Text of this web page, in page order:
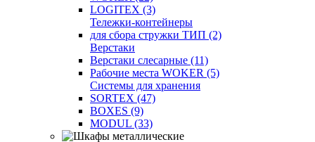
LOGITEX (3)
Тележки-контейнеры
для сбора стружки ТИП (2)
Верстаки
Верстаки слесарные (11)
Рабочие места WOKER (5)
Системы для хранения
SORTEX (47)
BOXES (9)
MODUL (33)